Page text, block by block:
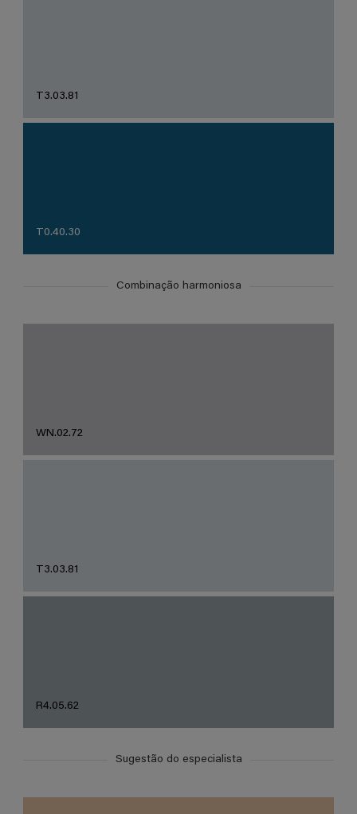
T3.03.81
T0.40.30
Combinação harmoniosa
WN.02.72
T3.03.81
R4.05.62
Sugestão do especialista